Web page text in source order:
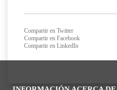
Compartir en Twitter
Compartir en Facebook
Compartir en LinkedIn